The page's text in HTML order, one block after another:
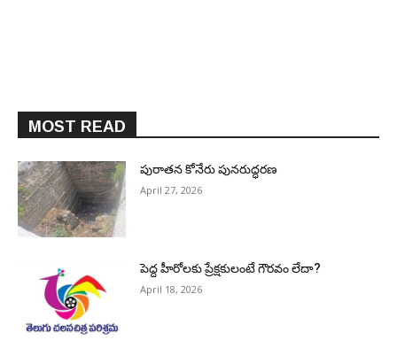
MOST READ
పురాత‌న కోనేరు పున‌రుద్ధ‌ర‌ణ
April 27, 2026
పెద్ద హీరోల‌కు ప్రేక్ష‌కులంటే గౌర‌వం లేదా?
April 18, 2026